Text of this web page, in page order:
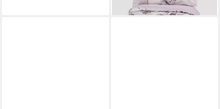
lieferbar - in 6-7 Werktagen bei dir